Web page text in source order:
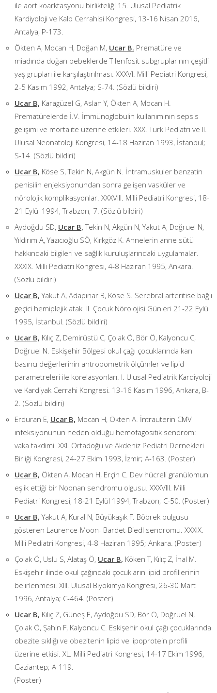
ile aort koarktasyonu birlikteliği 15. Ulusal Pediatrik
Kardiyoloji ve Kalp Cerrahisi Kongresi, 13-16 Nisan 2016,
Antalya, P-173.
Ökten A, Mocan H, Doğan M, Ucar B. Prematüre ve
miadında doğan bebeklerde T lenfosit subgruplarının çeşitli
yaş grupları ile karşılaştırılması. XXXVI. Milli Pediatri Kongresi,
2-5 Kasım 1992, Antalya; S-74. (Sözlü bildiri)
Ucar B, Karagüzel G, Aslan Y, Ökten A, Mocan H.
Prematürelerde İ.V. İmmünoglobulin kullanımının sepsis
gelişimi ve mortalite üzerine etkileri. XXX. Türk Pediatri ve II.
Ulusal Neonatoloji Kongresi, 14-18 Haziran 1993, İstanbul;
S-14. (Sözlü bildiri)
Ucar B, Köse S, Tekin N, Akgün N. İntramuskuler benzatin
penisilin enjeksiyonundan sonra gelişen vasküler ve
nörolojik komplikasyonlar. XXXVIII. Milli Pediatri Kongresi, 18-
21 Eylül 1994, Trabzon; 7. (Sözlü bildiri)
Aydoğdu SD, Ucar B, Tekin N, Akgün N, Yakut A, Doğruel N,
Yıldırım A, Yazıcıoğlu SÖ, Kırkgöz K. Annelerin anne sütü
hakkındaki bilgileri ve sağlık kuruluşlarındaki uygulamalar.
XXXIX. Milli Pediatri Kongresi, 4-8 Haziran 1995, Ankara.
(Sözlü bildiri)
Ucar B, Yakut A, Adapınar B, Köse S. Serebral arteritise bağlı
geçici hemiplejik atak. II. Çocuk Nörolojisi Günleri 21-22 Eylül
1995, İstanbul. (Sözlü bildiri)
Ucar B, Kılıç Z, Demirüstü C, Çolak Ö, Bör Ö, Kalyoncu C,
Doğruel N. Eskişehir Bölgesi okul çağı çocuklarında kan
basıncı değerlerinin antropometrik ölçümler ve lipid
parametreleri ile korelasyonları. I. Ulusal Pediatrik Kardiyoloji
ve Kardiyak Cerrahi Kongresi. 13-16 Kasım 1996, Ankara, B-
2. (Sözlü bildiri)
Erduran E, Ucar B, Mocan H, Ökten A. İntrauterin CMV
infeksiyonunun neden olduğu hemofagositik sendrom:
vaka takdimi. XXI. Ortadoğu ve Akdeniz Pediatri Dernekleri
Birliği Kongresi, 24-27 Ekim 1993, İzmir; A-163. (Poster)
Ucar B, Ökten A, Mocan H, Erçin C. Dev hücreli granülomun
eşlik ettiği bir Noonan sendromu olgusu. XXXVIII. Milli
Pediatri Kongresi, 18-21 Eylül 1994, Trabzon; C-50. (Poster)
Ucar B, Yakut A, Kural N, Büyükaşık F. Böbrek bulgusu
gösteren Laurence-Moon- Bardet-Biedl sendromu. XXXIX.
Milli Pediatri Kongresi, 4-8 Haziran 1995; Ankara. (Poster)
Çolak Ö, Uslu S, Alataş Ö, Ucar B, Köken T, Kılıç Z, İnal M.
Eskişehir ilinde okul çağındaki çocukların lipid profillerinin
belirlenmesi. XIII. Ulusal Biyokimya Kongresi, 26-30 Mart
1996, Antalya; C-464. (Poster)
Ucar B, Kılıç Z, Güneş E, Aydoğdu SD, Bör Ö, Doğruel N,
Çolak Ö, Şahin F, Kalyoncu C. Eskişehir okul çağı çocuklarında
obezite sıklığı ve obezitenin lipid ve lipoprotein profili
üzerine etkisi. XL. Milli Pediatri Kongresi, 14-17 Ekim 1996,
Gaziantep; A-119.
(Poster)